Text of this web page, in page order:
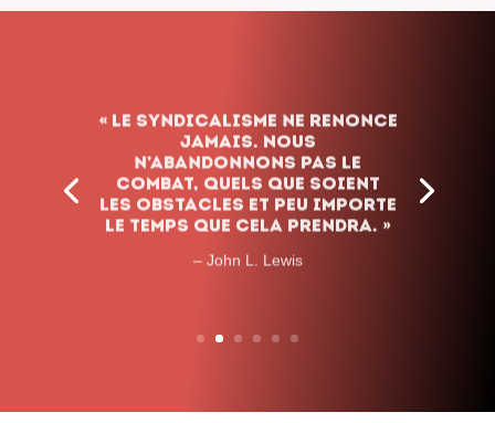
« Le syndicalisme ne renonce
jamais. Nous
n’abandonnons pas le
combat, quels que soient
les obstacles et peu importe
le temps que cela prendra. »
– John L. Lewis